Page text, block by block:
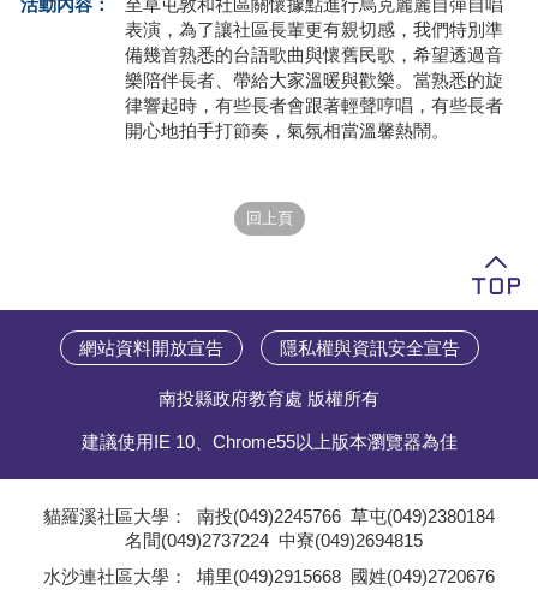
活動內容：
至草屯敦和社區關懷據點進行烏克麗麗自彈自唱
表演，為了讓社區長輩更有親切感，我們特別準
備幾首熟悉的台語歌曲與懷舊民歌，希望透過音
樂陪伴長者、帶給大家溫暖與歡樂。當熟悉的旋
律響起時，有些長者會跟著輕聲哼唱，有些長者
開心地拍手打節奏，氣氛相當溫馨熱鬧。
網站資料開放宣告 隱私權與資訊安全宣告
南投縣政府教育處 版權所有
建議使用IE 10、Chrome55以上版本瀏覽器為佳
貓羅溪社區大學： 南投(049)2245766 草屯(049)2380184
名間(049)2737224 中寮(049)2694815
水沙連社區大學： 埔里(049)2915668 國姓(049)2720676